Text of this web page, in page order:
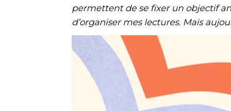
permettent de se fixer un objectif
d’organiser mes lectures. Mais